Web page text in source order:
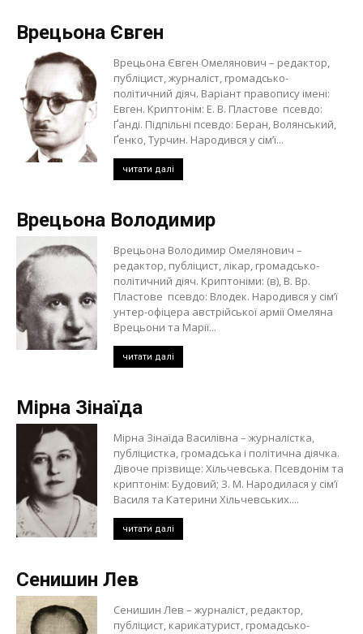
Врецьона Євген
Врецьона Євген Омелянович – редактор,
публіцист, журналіст, громадсько-
політичний діяч. Варіант правопису імені:
Евген. Криптонім: Е. В. Пластове псевдо:
Ґанді. Підпільні псевдо: Беран, Волянський,
Ґенко, Турчин. Народився у сім’ї...
читати далі
Врецьона Володимир
Врецьона Володимир Омелянович –
редактор, публіцист, лікар, громадсько-
політичний діяч. Криптоніми: (в), В. Вр.
Пластове псевдо: Влодек. Народився у сім’ї
унтер-офіцера австрійської армії Омеляна
Врецьони та Марії...
читати далі
Мірна Зінаїда
Мірна Зінаїда Василівна – журналістка,
публіцистка, громадська і політична діячка.
Дівоче прізвище: Хільчевська. Псевдонім та
криптонім: Будовий; З. М. Народилася у сім’ї
Василя та Катерини Хільчевських....
читати далі
Сенишин Лев
Сенишин Лев – журналіст, редактор,
публіцист, карикатурист, громадсько-